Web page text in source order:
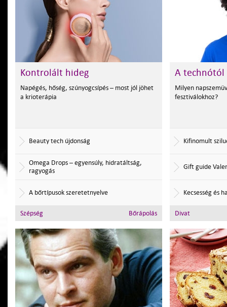
Kontrolált hideg
Napégés, hőség, szúnyogcsípés – most jól jöhet
a krioterápia
Beauty tech újdonság
Omega Drops – egyensúly, hidratáltság,
ragyogás
A bőrtípusok szeretetnyelve
Szépség Bőrápolás
A technótól
Milyen
fesztiválokhoz?
Kifinomult
Gift guide
Kecsesség és
Divat